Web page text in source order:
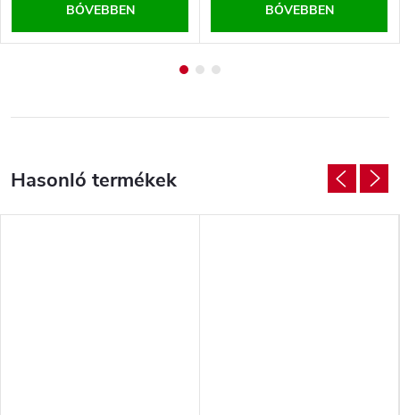
BŐVEBBEN BŐVEBBEN